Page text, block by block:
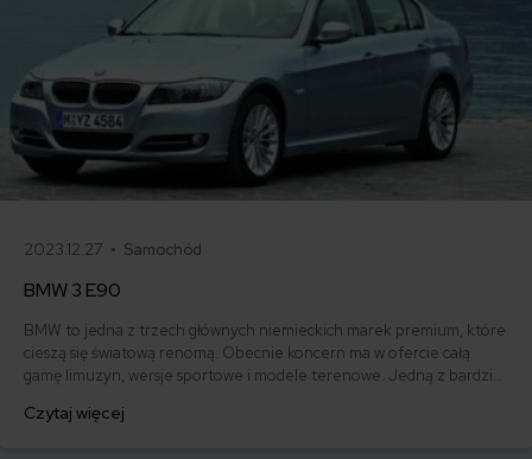
2023.12.27 • Samochód
BMW 3 E90
BMW to jedna z trzech głównych niemieckich marek premium, które
cieszą się światową renomą. Obecnie koncern ma w ofercie całą
gamę limuzyn, wersje sportowe i modele terenowe. Jedną z bardziej
rynku wtórnym jest BMW serii 3 E90. Ile kosztuje ubezpieczenie OC
Czytaj więcej